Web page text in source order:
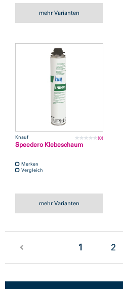
mehr Varianten
Knauf (0)
Speedero Klebeschaum
Merken
Vergleich
mehr Varianten
1 (current)
2